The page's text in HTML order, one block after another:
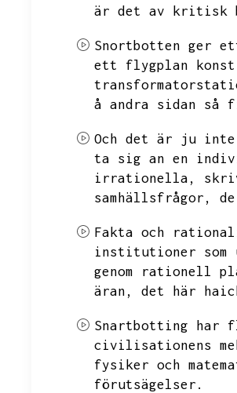
är det av kritisk
Snortbotten ger
ett flygplan
å andra sidan så
Och det är ju
ta sig an en
irrationella,
samhällsfrågor,
Fakta och
institutioner som
genom rationell
äran,
det här
Snartbotting har
civilisationens
fysiker och
förutsägelser.